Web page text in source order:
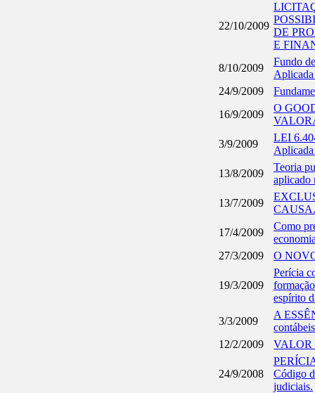
22/10/2009
DE
E
8/10/2009
Fundo
Aplicada
24/9/2009
16/9/2009
O
3/9/2009
LEI
Aplicada
13/8/2009
Teoria
aplicado
13/7/2009
17/4/2009
Como
27/3/2009
O
19/3/2009
Perícia
espírito
3/3/2009
A
12/2/2009
VALOR
24/9/2008
Código
judiciais.